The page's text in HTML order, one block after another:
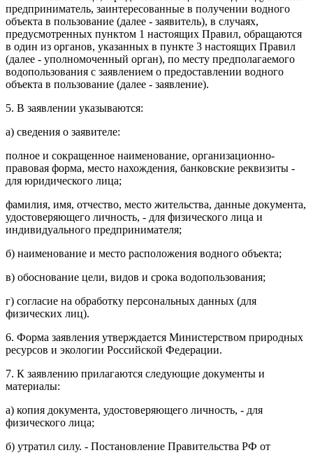
предприниматель, заинтересованные в получении водного
объекта в пользование (далее - заявитель), в случаях,
предусмотренных пунктом 1 настоящих Правил, обращаются
в один из органов, указанных в пункте 3 настоящих Правил
(далее - уполномоченный орган), по месту предполагаемого
водопользования с заявлением о предоставлении водного
объекта в пользование (далее - заявление).
5. В заявлении указываются:
а) сведения о заявителе:
полное и сокращенное наименование, организационно-
правовая форма, место нахождения, банковские реквизиты -
для юридического лица;
фамилия, имя, отчество, место жительства, данные документа,
удостоверяющего личность, - для физического лица и
индивидуального предпринимателя;
б) наименование и место расположения водного объекта;
в) обоснование цели, видов и срока водопользования;
г) согласие на обработку персональных данных (для
физических лиц).
6. Форма заявления утверждается Министерством природных
ресурсов и экологии Российской Федерации.
7. К заявлению прилагаются следующие документы и
материалы:
а) копия документа, удостоверяющего личность, - для
физического лица;
б) утратил силу. - Постановление Правительства РФ от